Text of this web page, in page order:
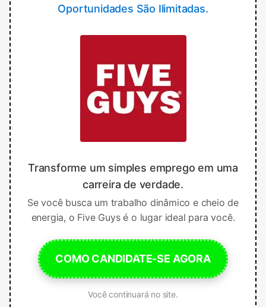
Oportunidades São Ilimitadas.
Transforme um simples emprego em uma
carreira de verdade.
Se você busca um trabalho dinâmico e cheio de
energia, o Five Guys é o lugar ideal para você.
COMO CANDIDATE-SE AGORA
Você continuará no site.